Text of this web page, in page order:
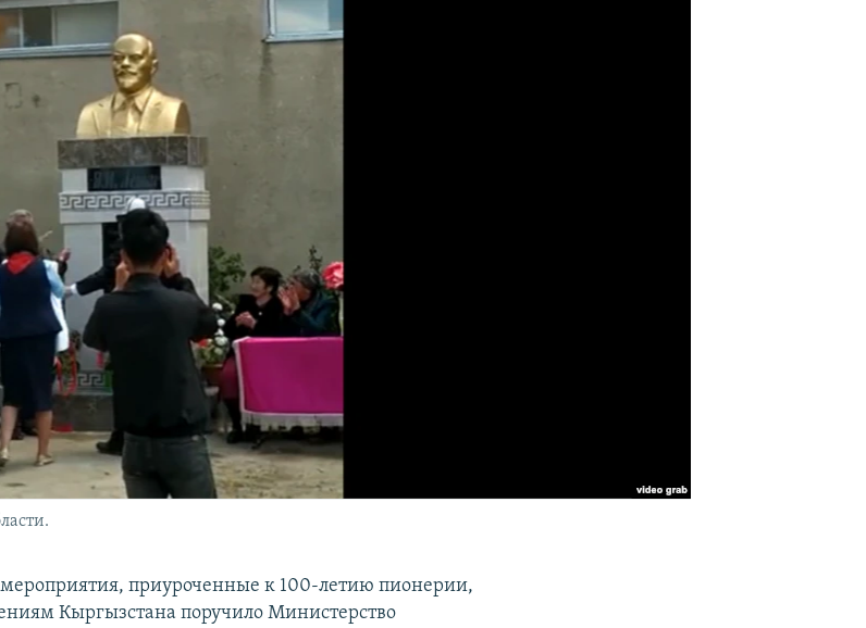
приуроченные к 100-летию пионерии,
Кыргызстана поручило Министерство